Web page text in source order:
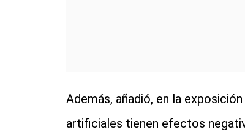
Además, añadió, en la
artificiales tienen efectos